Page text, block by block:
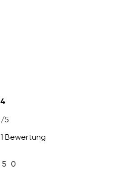
4
/5
1 Bewertung
5 0